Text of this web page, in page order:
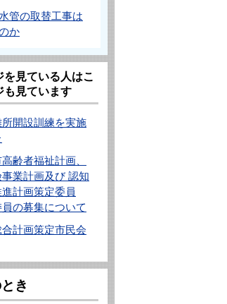
管の取替工事は
か
を見ている人はこ
も見ています
開設訓練を実施
高齢者福祉計画、
業計画及び 認知
計画策定委員
の募集について
計画策定市民会
き